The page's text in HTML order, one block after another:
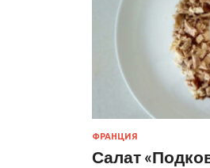
ФРАНЦИЯ
Салат